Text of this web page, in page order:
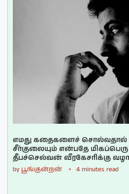
எமது கதைகளைச் சொல்வதால்
சீர்குலையும் என்பதே
தீபச்செல்வன் வீரகேசரிக்கு
by பூங்குன்றன் 4 minutes read